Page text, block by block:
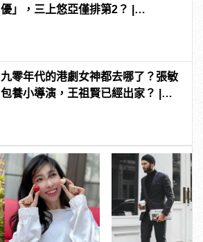
優」，三上悠亞僅排第2？ |
九零年代的港劇女神都去哪了？張敏
包養小導演，王祖賢已經出家？ |